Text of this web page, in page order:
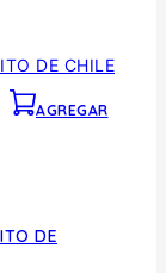
AGREGAR
DE